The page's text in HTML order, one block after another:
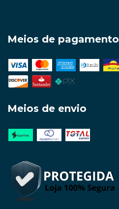
Meios de pagamento
Meios de envio